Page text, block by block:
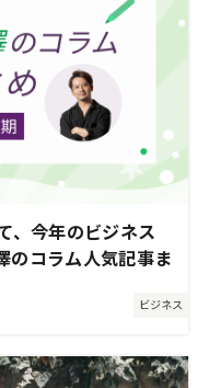
ビジネス
、今年のビジネス
のコラム人気記事ま